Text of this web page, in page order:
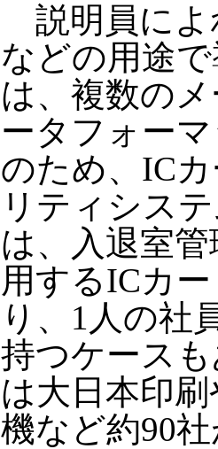
説明員によ
などの用途
は、複数の
ータフォー
のため、IC
リティシス
は、入退室
用するICカ
り、1人の社
持つケース
は大日本印
機など約90